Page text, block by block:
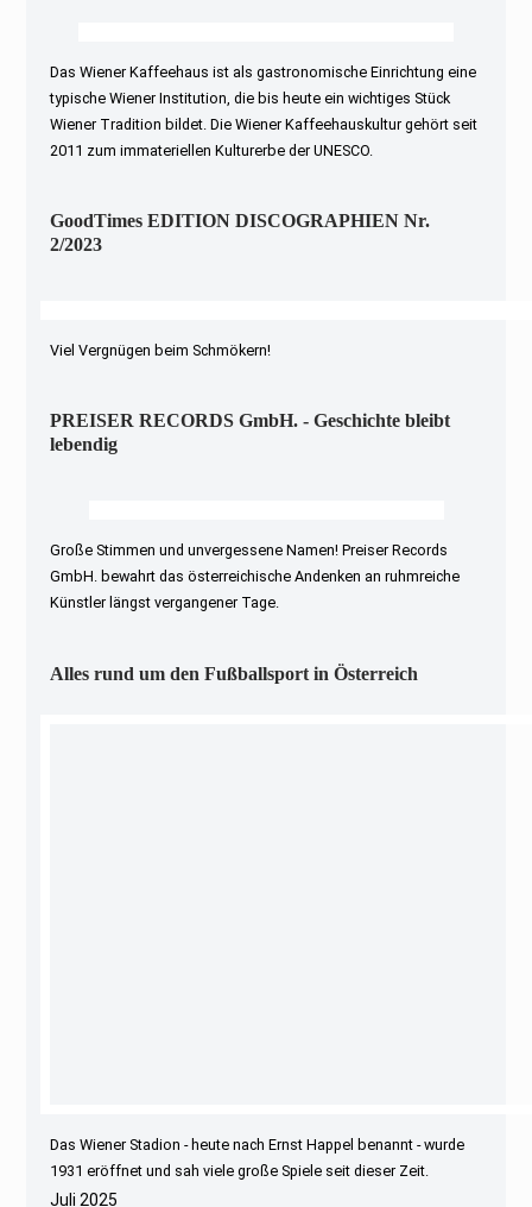
Das Wiener Kaffeehaus ist als gastronomische Einrichtung eine
typische Wiener Institution, die bis heute ein wichtiges Stück
Wiener Tradition bildet. Die Wiener Kaffeehauskultur gehört seit
2011 zum immateriellen Kulturerbe der UNESCO.
GoodTimes EDITION DISCOGRAPHIEN Nr.
2/2023
Viel Vergnügen beim Schmökern!
PREISER RECORDS GmbH. - Geschichte bleibt
lebendig
Große Stimmen und unvergessene Namen! Preiser Records
GmbH. bewahrt das österreichische Andenken an ruhmreiche
Künstler längst vergangener Tage.
Alles rund um den Fußballsport in Österreich
Das Wiener Stadion - heute nach Ernst Happel benannt - wurde
1931 eröffnet und sah viele große Spiele seit dieser Zeit.
Juli 2025